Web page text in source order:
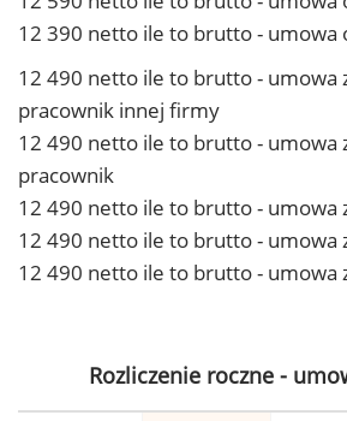
12 390 netto ile to brutto - umowa
12 490 netto ile to brutto - umowa
pracownik innej firmy
12 490 netto ile to brutto - umowa
pracownik
12 490 netto ile to brutto - umowa
12 490 netto ile to brutto - umowa
12 490 netto ile to brutto - umowa
Rozliczenie roczne -